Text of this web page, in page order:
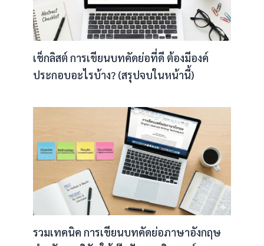
เช็กลิสต์ การเขียนบทคัดย่อที่ดี ต้องมีองค์
ประกอบอะไรบ้าง? (สรุปจบในหน้านี้)
รวมเทคนิค การเขียนบทคัดย่อภาษาอังกฤษ